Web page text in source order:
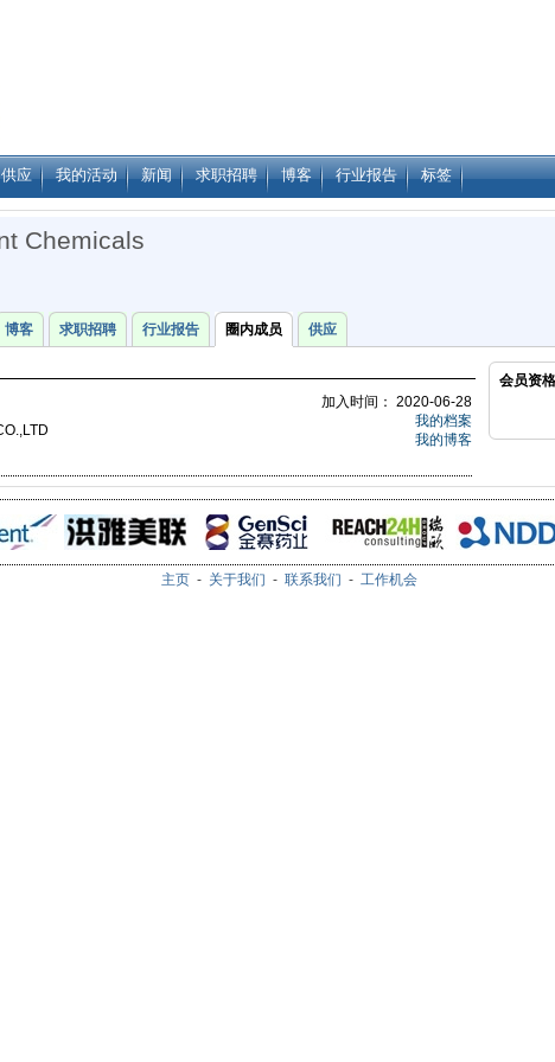
供应 我的活动 新闻 求职招聘 博客 行业报告 标签
Chemicals
博客 求职招聘 行业报告 圈内成员 供应
加入时间： 2020-06-28
我的档案
我的博客
会员资
主页 - 关于我们 - 联系我们 - 工作机会